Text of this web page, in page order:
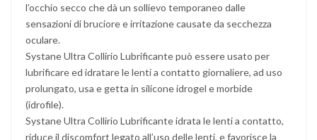
l’occhio secco che dà un sollievo temporaneo dalle
sensazioni di bruciore e irritazione causate da secchezza
oculare.
Systane Ultra Collirio Lubrificante può essere usato per
lubrificare ed idratare le lenti a contatto giornaliere, ad uso
prolungato, usa e getta in silicone idrogel e morbide
(idrofile).
Systane Ultra Collirio Lubrificante idrata le lenti a contatto,
riduce il discomfort legato all’uso delle lenti, e favorisce la